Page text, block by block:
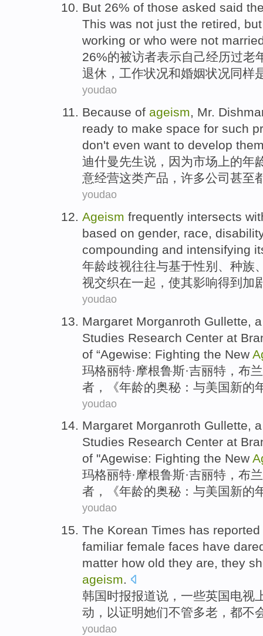
But 26% of those asked said
This was not just the retired,
working or who were not
26%的被访者表示自己经历过老
退休 ， 工作状况和婚姻状况同样
youdao
Because of ageism, Mr.
ready to make space for such
don't even want to develop
迪什曼先生说 ， 因为市场上的年
意经营这类产品 ，许多公司 甚至
youdao
Ageism frequently intersects
based on gender, race,
compounding and intensifying
年龄歧视往往与基于性别 、 种族
视交织在一起 ，使其影响得到 加
youdao
Margaret Morganroth Gullette,
Studies Research Center at
of “Agewise: Fighting the New
玛格丽特·摩根鲁斯·吉丽特，布兰
者 ，《年龄的奥秘 ：与美国新的
youdao
Margaret Morganroth Gullette,
Studies Research Center at
of "Agewise: Fighting the New
玛格丽特·摩根鲁斯·吉丽特，布兰
者 ，《年龄的奥秘 ：与美国新的
youdao
The Korean Times has reported
familiar female faces have
matter how old they are, they
ageism.
韩国时报报道说， 一些英国电视
动， 以证明她们不管多老 ， 都不
youdao